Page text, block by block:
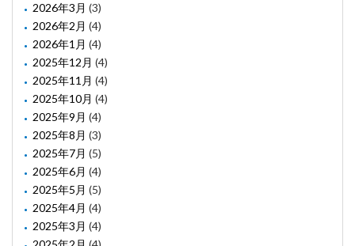
2026年3月 (3)
2026年2月 (4)
2026年1月 (4)
2025年12月 (4)
2025年11月 (4)
2025年10月 (4)
2025年9月 (4)
2025年8月 (3)
2025年7月 (5)
2025年6月 (4)
2025年5月 (5)
2025年4月 (4)
2025年3月 (4)